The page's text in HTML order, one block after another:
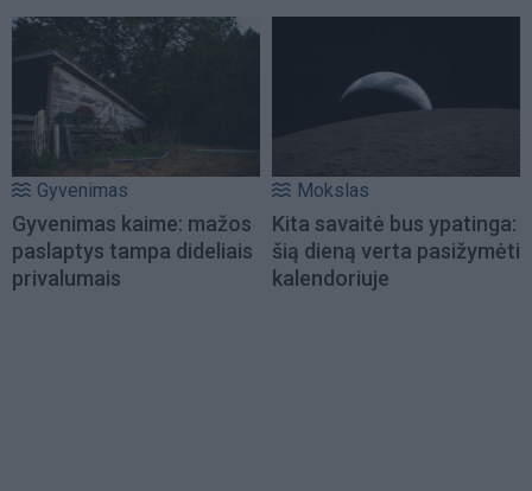
Gyvenimas
Gyvenimas kaime: mažos
paslaptys tampa dideliais
privalumais
Mokslas
Kita savaitė bus ypatinga:
šią dieną verta pasižymėti
kalendoriuje